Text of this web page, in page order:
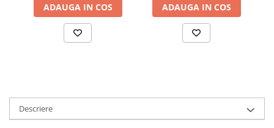
ADAUGA IN COS ADAUGA IN COS
Descriere